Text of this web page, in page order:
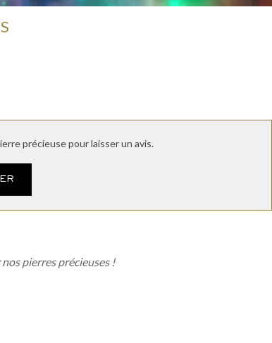
précieuse pour laisser un avis.
pierres précieuses !